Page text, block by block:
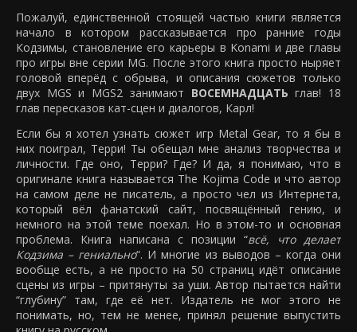
Пожалуй, единственной стоящей частью книги является
начало в котором рассказывается про ранние годы
Кодзимы, становление его карьеры в Konami и две главы
про игры вне серии MG. После этого книга просто ныряет
головой вперёд с обрыва, и описания сюжетов только
двух MGS и MGS2 занимают ВОСЕМНАДЦАТЬ глав! 18
глав пересказов кат-сцен и диалогов, Карл!
Если бы я хотел узнать сюжет игр Metal Gear, то я бы в
них поиграл, Терри! Ты обещал мне анализ творчества и
личности. Где оно, Терри? Где? И да, я понимаю, что в
оригинале книга называется The Kojima Code и что автор
на самом деле не писатель, а просто чел из Интернета,
который вёл фанатский сайт, посвящённый гению, и
немного на этой теме поехал. Но в этом-то и основная
проблема. Книга написана с позиции “всё, что делает
Кодзима – гениально“. И многие из выводов – когда они
вообще есть, а не просто на 50 страниц идёт описание
сцены из игры – притянуты за уши. Автор пытается найти
“глубину” там, где её нет. Издатель не мог этого не
понимать, но, тем не менее, принял решение выпустить